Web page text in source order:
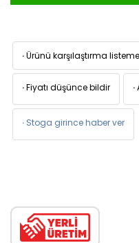
·Ürünü karşılaştırma
·Fiyatı düşünce bildir ·
· Stoga girince haber ver